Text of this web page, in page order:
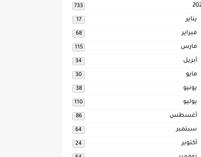
733
يناير 17
فبراير 68
مارس 115
أبريل 34
مايو 30
يونيو 38
يوليو 110
أغسطس 86
سبتمبر 64
أكتوبر 24